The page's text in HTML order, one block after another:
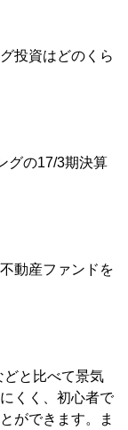
投資はどのくら
グの17/3期決算
動産ファンドを
どと比べて景気
くく、初心者で
ができます。ま